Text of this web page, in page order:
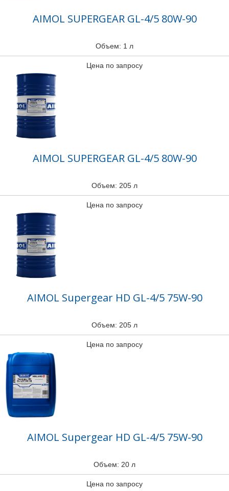
AIMOL SUPERGEAR GL-4/5 80W-90
Объем: 1 л
Цена по запросу
AIMOL SUPERGEAR GL-4/5 80W-90
Объем: 205 л
Цена по запросу
AIMOL Supergear HD GL-4/5 75W-90
Объем: 205 л
Цена по запросу
AIMOL Supergear HD GL-4/5 75W-90
Объем: 20 л
Цена по запросу